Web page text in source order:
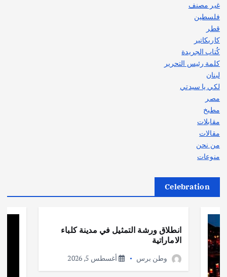
غير مصنف
فلسطين
قطر
كاريكاتير
كُتاب الجريدة
كلمة رئيس التحرير
لبنان
لكي يا سيدتي
مصر
مطبخ
مقابلات
مقالات
من نحن
منوعات
Celebration
انطلاق ورشة التمثيل في مدينة كلباء
الاماراتية
وطن برس أغسطس 5, 2026